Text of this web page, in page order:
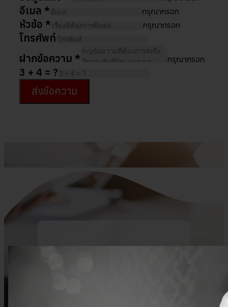
อีเมล * กรุณากรอก
หัวข้อ * กรุณากรอก
โทรศัพท์
ฝากข้อความ * กรุณากรอก
3 + 4 = ?
ส่งข้อความ